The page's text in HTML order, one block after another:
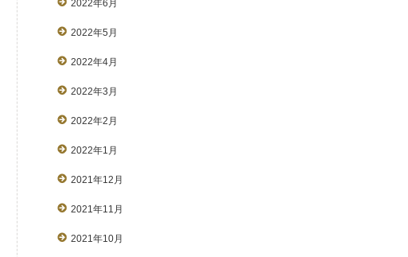
2022年6月
2022年5月
2022年4月
2022年3月
2022年2月
2022年1月
2021年12月
2021年11月
2021年10月